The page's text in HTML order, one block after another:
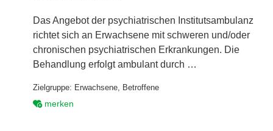
Das Angebot der psychiatrischen Institutsambulanz
richtet sich an Erwachsene mit schweren und/oder
chronischen psychiatrischen Erkrankungen. Die
Behandlung erfolgt ambulant durch …
Zielgruppe: Erwachsene, Betroffene
merken